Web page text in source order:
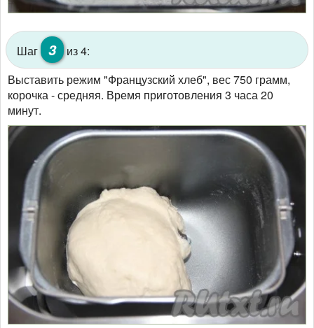
Шаг 3
из 4:
Выставить режим "Французский хлеб", вес 750 грамм,
корочка - средняя. Время приготовления 3 часа 20
минут.